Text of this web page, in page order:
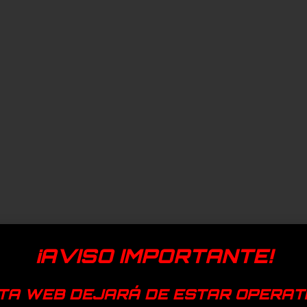
¡AVISO IMPORTANTE!
WEB DEJARÁ DE ESTAR